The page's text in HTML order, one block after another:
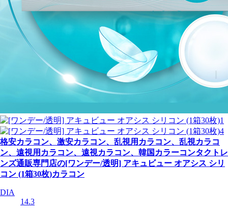
格安カラコン、激安カラコン、乱視用カラコン、乱視カラコ
ン、遠視用カラコン、遠視カラコン、韓国カラーコンタクトレ
ンズ通販専門店の[ワンデー/透明] アキュビュー オアシス シリ
コン (1箱30枚)カラコン
DIA
14.3